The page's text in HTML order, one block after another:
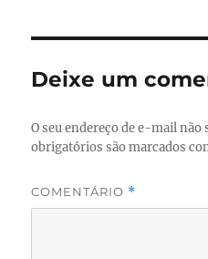
Deixe um
O seu endereço de e-mail não
obrigatórios são marcados
COMENTÁRIO *